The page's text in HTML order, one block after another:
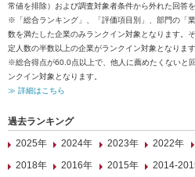
常値を排除）および調査対象者条件から外れた回答
※「総合ランキング」、「評価項目別」、部門の「
数を満たした企業のみランクイン対象となります。
定人数の半数以上の企業がランクイン対象となります
※総合得点が60.0点以上で、他人に薦めたくないと
ンクイン対象となります。
≫ 詳細はこちら
過去ランキング
2025年
2024年 2023年 2022年
2018年
2016年 2015年 2014-